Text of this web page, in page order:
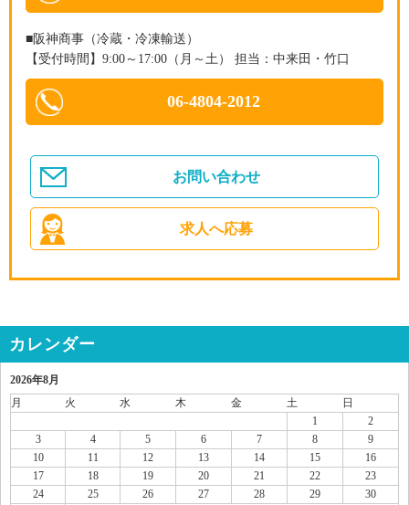
■阪神商事（冷蔵・冷凍輸送）
【受付時間】9:00～17:00（月～土） 担当：中来田・竹口
06-4804-2012
お問い合わせ
求人へ応募
カレンダー
2026年8月
月
火 水 木 金 土 日
1
2
3
4 5 6 7 8
9
10
11 12 13 14 15
16
17
18 19 20 21 22
23
24
25 26 27 28 29
30